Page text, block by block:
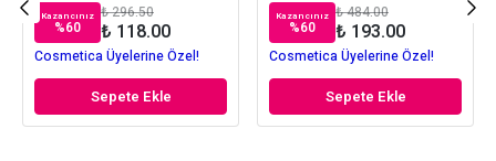
Kazancınız
%60
₺ 296.50
₺ 118.00
Cosmetica Üyelerine Özel!
Sepete Ekle
Kazancınız
%60
₺ 484.00
₺ 193.00
Cosmetica Üyelerine Özel!
Sepete Ekle